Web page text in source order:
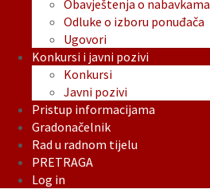
Obavještenja o nabavkama
Odluke o izboru ponuđača
Ugovori
Konkursi i javni pozivi
Konkursi
Javni pozivi
Pristup informacijama
Gradonačelnik
Rad u radnom tijelu
PRETRAGA
Log in